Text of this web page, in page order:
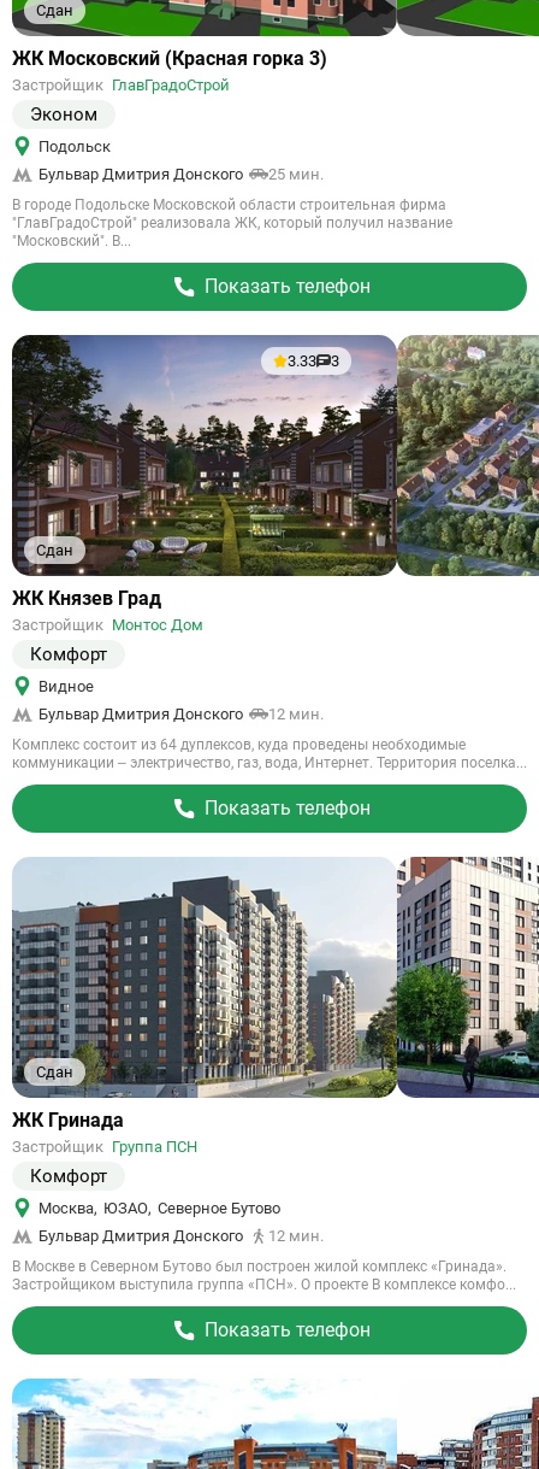
Сдан
Ссылка
объект
ЖК Московский (Красная горка 3)
Застройщик ГлавГрадоСтрой
Эконом
Подольск
Бульвар Дмитрия Донского
25 мин.
В городе Подольске Московской области строительная фирма
"ГлавГрадоСтрой" реализовала ЖК, который получил название
"Московский". В...
Показать телефон
Сдан
3.33 3
Ссылка
объект
ЖК Князев Град
Застройщик Монтос Дом
Комфорт
Видное
Бульвар Дмитрия Донского
12 мин.
Комплекс состоит из 64 дуплексов, куда проведены необходимые
коммуникации – электричество, газ, вода, Интернет. Территория поселка...
Показать телефон
Сдан
Ссылка
объект
ЖК Гринада
Застройщик Группа ПСН
Комфорт
Москва, ЮЗАО, Северное Бутово
Бульвар Дмитрия Донского
12 мин.
В Москве в Северном Бутово был построен жилой комплекс «Гринада».
Застройщиком выступила группа «ПСН». О проекте В комплексе комфо...
Показать телефон